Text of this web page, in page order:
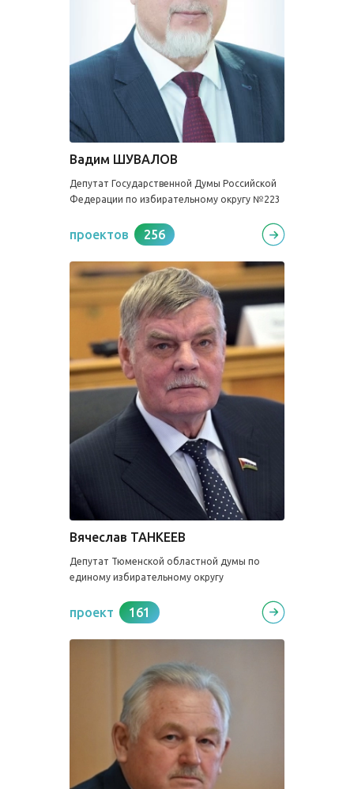
Вадим ШУВАЛОВ
Депутат Государственной Думы Российской
Федерации по избирательному округу №223
проектов 256
Вячеслав ТАНКЕЕВ
Депутат Тюменской областной думы по
единому избирательному округу
проект 161